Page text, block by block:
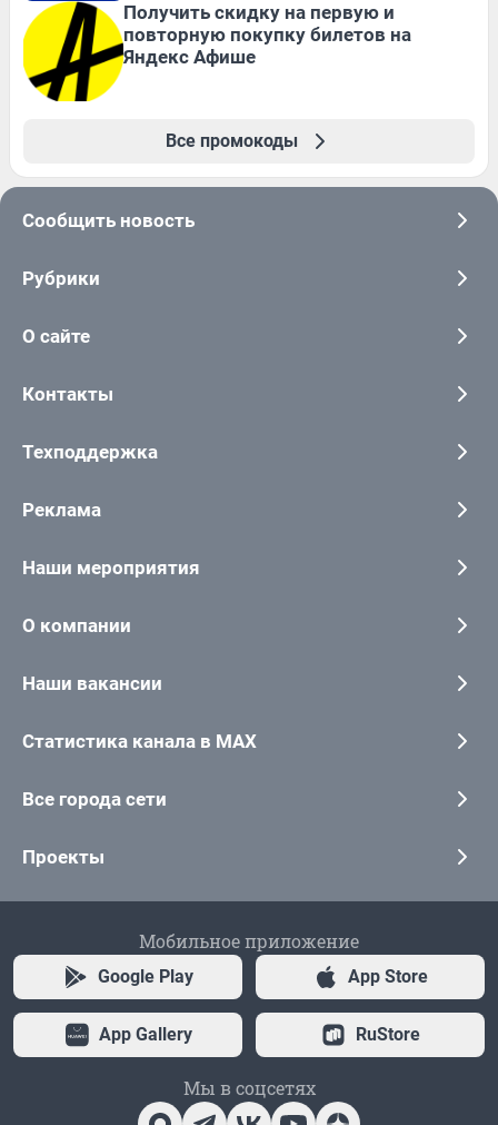
Получить скидку на первую и
повторную покупку билетов на
Яндекс Афише
Все промокоды
Сообщить новость
Рубрики
О сайте
Контакты
Техподдержка
Реклама
Наши мероприятия
О компании
Наши вакансии
Статистика канала в MAX
Все города сети
Проекты
Мобильное приложение
Google Play App Store
App Gallery RuStore
Мы в соцсетях